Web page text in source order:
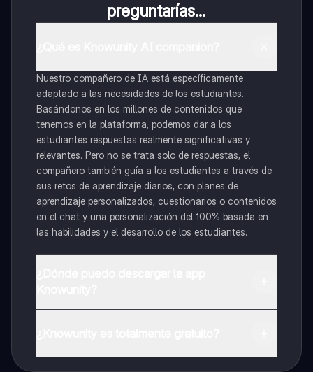
preguntarías...
Nuestro compañero de IA está específicamente
adaptado a las necesidades de los estudiantes.
Basándonos en los millones de contenidos que
tenemos en la plataforma, podemos dar a los
estudiantes respuestas realmente significativas y
relevantes. Pero no se trata solo de respuestas, el
compañero también guía a los estudiantes a través de
sus retos de aprendizaje diarios, con planes de
aprendizaje personalizados, cuestionarios o contenidos
en el chat y una personalización del 100% basada en
las habilidades y el desarrollo de los estudiantes.